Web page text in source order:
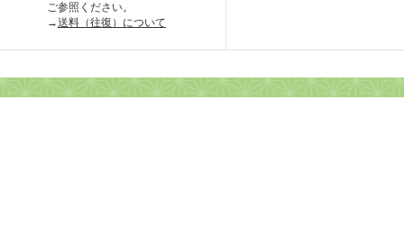
ご参照ください。
→送料（往復）について